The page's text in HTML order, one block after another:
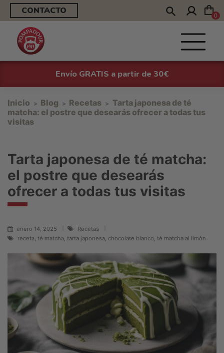
CONTACTO 0
Envío GRATIS a partir de 30€
Inicio Blog Recetas
Tarta japonesa de té
matcha: el postre que desearás ofrecer a todas tus
visitas
Tarta japonesa de té matcha:
el postre que desearás
ofrecer a todas tus visitas
enero 14, 2025
Recetas
receta, té matcha, tarta japonesa, chocolate blanco, té matcha al limón